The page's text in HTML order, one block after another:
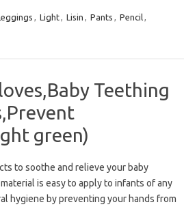
, Light, Lisin , Pants , Pencil,
Teething
green)
to soothe and relieve your baby
is easy to apply to infants of any
hygiene by preventing your hands from